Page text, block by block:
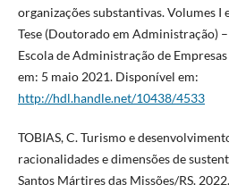
organizações substantivas. Volumes I
Tese (Doutorado em Administração)
Escola de Administração de
em: 5 maio 2021. Disponível em:
http://hdl.handle.net/10438/4533
TOBIAS, C. Turismo e
racionalidades e dimensões de
Santos Mártires das Missões/RS.